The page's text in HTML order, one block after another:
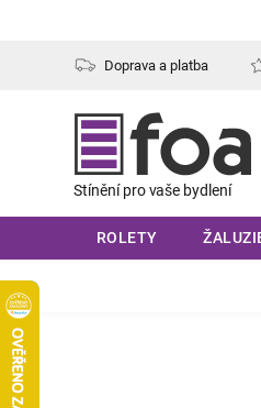
Doprava a platba
ROLETY